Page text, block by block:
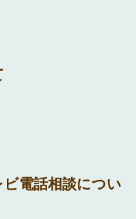
電話相談につい